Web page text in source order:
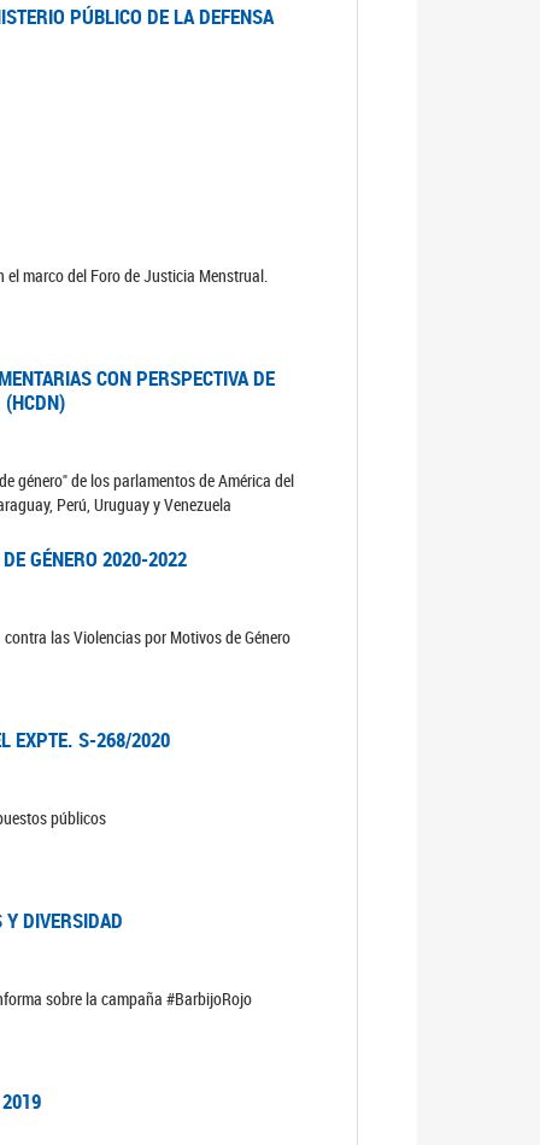
PÚBLICO DE LA DEFENSA
marco del Foro de Justicia Menstrual.
CON PERSPECTIVA DE
(HCDN)
género" de los parlamentos de América del
Perú, Uruguay y Venezuela
GÉNERO 2020-2022
las Violencias por Motivos de Género
EXPTE. S-268/2020
públicos
DIVERSIDAD
sobre la campaña #BarbijoRojo
2019